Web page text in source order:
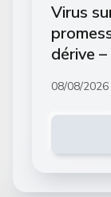
Virus
dérive
08/08/2026